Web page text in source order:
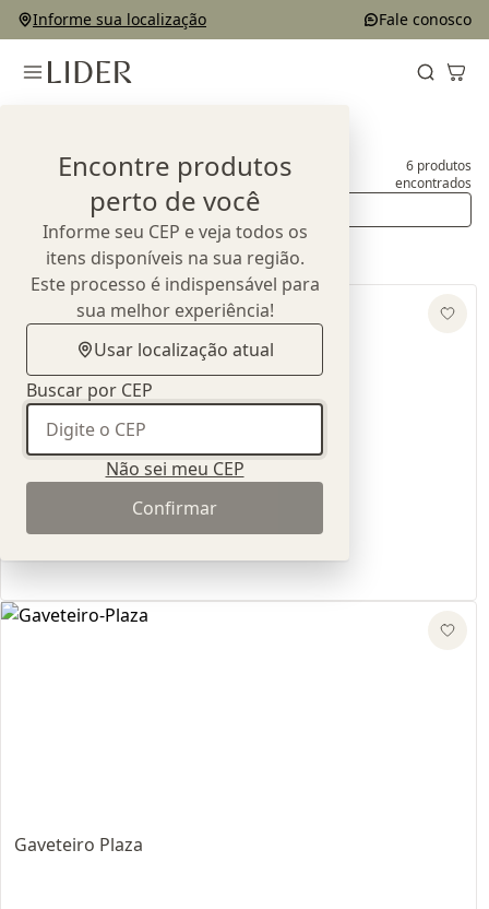
Informe sua localização Fale conosco
Encontre produtos
perto de você
Informe seu CEP e veja todos os
itens disponíveis na sua região.
Este processo é indispensável para
sua melhor experiência!
Usar localização atual
Buscar por CEP
Não sei meu CEP
Confirmar
Racks 6 produtos
encontrados
Ordenar
Rack Link
Gaveteiro Plaza